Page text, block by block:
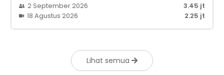
2 September 2026
3.45 jt
18 Agustus 2026
2.25 jt
Lihat semua